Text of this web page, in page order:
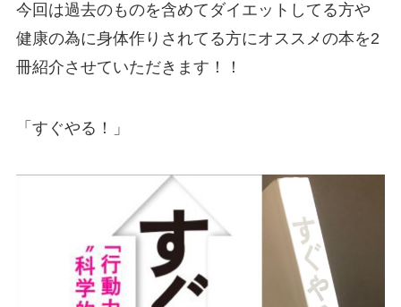
今回は過去のものを含めてダイエットしてる方や
健康の為に身体作りされてる方にオススメの本を2
冊紹介させていただきます！！
「すぐやる！」